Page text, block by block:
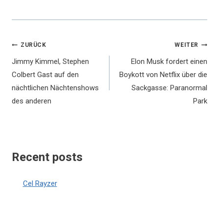
Beitragsnavigation
ZURÜCK
Jimmy Kimmel, Stephen
Colbert Gast auf den
nächtlichen Nächtenshows
des anderen
WEITER
Elon Musk fordert einen
Boykott von Netflix über die
Sackgasse: Paranormal
Park
Recent posts
Cel Rayzer